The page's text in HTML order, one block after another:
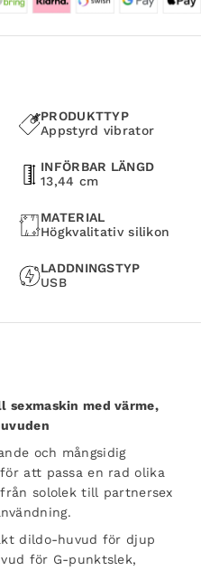
PRODUKTTYP
Appstyrd vibrator
INFÖRBAR LÄNGD
13,44 cm
MATERIAL
Högkvalitativ silikon
LADDNINGSTYP
USB
med värme,
och mångsidig
att passa en rad olika
sololek till partnersex
dildo-huvud för djup
för G-punktslek,